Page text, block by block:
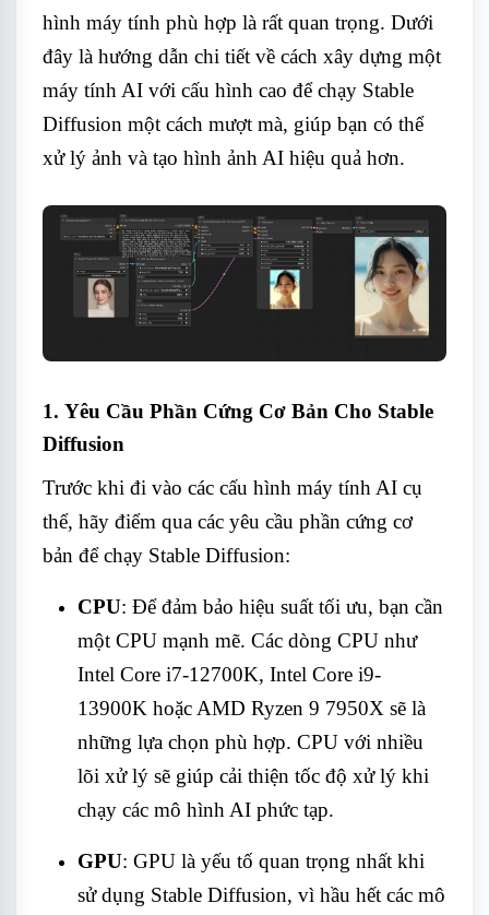
hình máy tính phù hợp là rất quan trọng. Dưới
đây là hướng dẫn chi tiết về cách xây dựng một
máy tính AI với cấu hình cao để chạy Stable
Diffusion một cách mượt mà, giúp bạn có thể
xử lý ảnh và tạo hình ảnh AI hiệu quả hơn.
1. Yêu Cầu Phần Cứng Cơ Bản Cho Stable
Diffusion
Trước khi đi vào các cấu hình máy tính AI cụ
thể, hãy điểm qua các yêu cầu phần cứng cơ
bản để chạy Stable Diffusion:
CPU: Để đảm bảo hiệu suất tối ưu, bạn cần
một CPU mạnh mẽ. Các dòng CPU như
Intel Core i7-12700K, Intel Core i9-
13900K hoặc AMD Ryzen 9 7950X sẽ là
những lựa chọn phù hợp. CPU với nhiều
lõi xử lý sẽ giúp cải thiện tốc độ xử lý khi
chạy các mô hình AI phức tạp.
GPU: GPU là yếu tố quan trọng nhất khi
sử dụng Stable Diffusion, vì hầu hết các mô